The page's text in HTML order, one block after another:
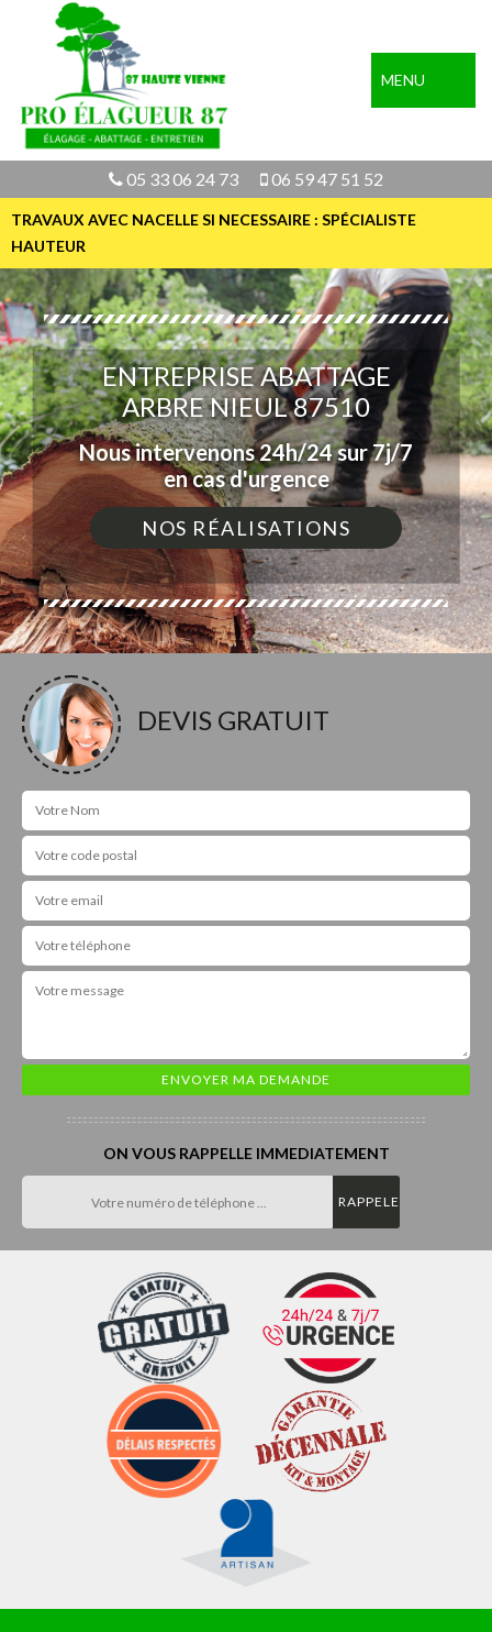
MENU
05 33 06 24 73 06 59 47 51 52
TRAVAUX AVEC NACELLE SI NECESSAIRE : SPÉCIALISTE
HAUTEUR
ENTREPRISE ABATTAGE
ARBRE NIEUL 87510
Nous intervenons 24h/24 sur 7j/7
en cas d'urgence
NOS RÉALISATIONS
DEVIS GRATUIT
ON VOUS RAPPELLE IMMEDIATEMENT